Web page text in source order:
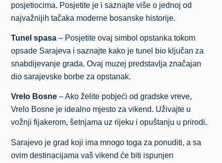
posjetiocima. Posjetite je i saznajte više o jednoj od
najvažnijih tačaka moderne bosanske historije.
Tunel spasa – Posjetite ovaj simbol opstanka tokom
opsade Sarajeva i saznajte kako je tunel bio ključan za
snabdijevanje grada. Ovaj muzej predstavlja značajan
dio sarajevske borbe za opstanak.
Vrelo Bosne – Ako želite pobjeći od gradske vreve,
Vrelo Bosne je idealno mjesto za vikend. Uživajte u
vožnji fijakerom, šetnjama uz rijeku i opuštanju u prirodi.
Sarajevo je grad koji ima mnogo toga za ponuditi, a sa
ovim destinacijama vaš vikend će biti ispunjen